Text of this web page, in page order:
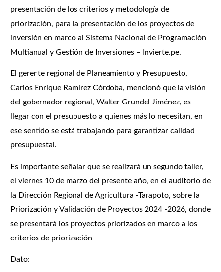
presentación de los criterios y metodología de
priorización, para la presentación de los proyectos de
inversión en marco al Sistema Nacional de Programación
Multianual y Gestión de Inversiones – Invierte.pe.
El gerente regional de Planeamiento y Presupuesto,
Carlos Enrique Ramírez Córdoba, mencionó que la visión
del gobernador regional, Walter Grundel Jiménez, es
llegar con el presupuesto a quienes más lo necesitan, en
ese sentido se está trabajando para garantizar calidad
presupuestal.
Es importante señalar que se realizará un segundo taller,
el viernes 10 de marzo del presente año, en el auditorio de
la Dirección Regional de Agricultura -Tarapoto, sobre la
Priorización y Validación de Proyectos 2024 -2026, donde
se presentará los proyectos priorizados en marco a los
criterios de priorización
Dato: